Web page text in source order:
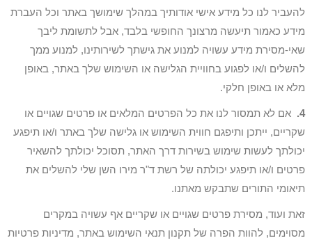
להעביר לנו כל מידע אישי אודותיך במהלך שימושך באתר וכל העברת
מידע כאמור תיעשה מרצונך החופשי בלבד, אבל לתשומת ליבך
שאי-מסירת מידע עשויה למנוע את גישתך לשירותינו, למנוע ממך
להשלים ו/או לפגוע בחוויית הגלישה או השימוש שלך באתר, באופן
מלא או באופן חלקי.
4.
אם לא תמסור לנו את כל הפרטים המלאים או פרטים שגויים או
שקריים, ייתכן ותיפגם חווית השימוש או גלישה שלך באתר ו/או תיפגע
יכולתך לעשות שימוש בשירות דרך האתר, תסוכל יכולתך להשאיר
פרטים ו/או תיפגע יכולתה של רשת ד"ר מירו השן שלי להשלים את
תיאומי התורים שתבקש מאתנו.
זאת ועוד, מסירת פרטים שגויים או שקריים אף עשויה במקרים
מסוימים, להוות הפרה של תקנון תנאי השימוש באתר, מדיניות פרטיות